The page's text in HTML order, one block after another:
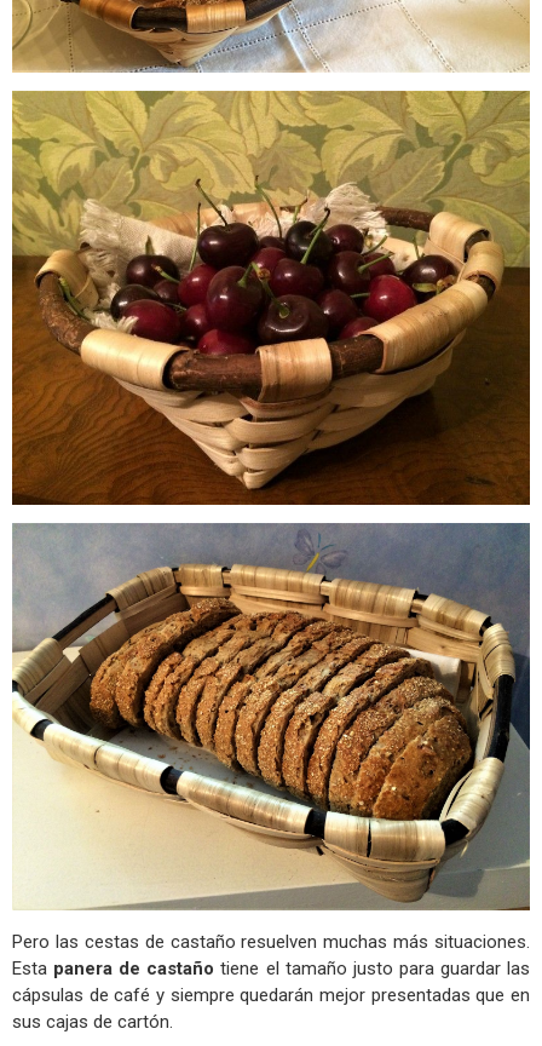
Pero las cestas de castaño resuelven muchas más situaciones.
Esta panera de castaño tiene el tamaño justo para guardar las
cápsulas de café y siempre quedarán mejor presentadas que en
sus cajas de cartón.